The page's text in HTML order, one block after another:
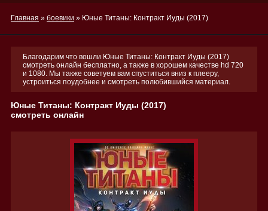
Главная » боевики » Юные Титаны: Контракт Иуды (2017)
Благодарим что вошли Юные Титаны: Контракт Иуды (2017)
смотреть онлайн бесплатно, а также в хорошем качестве hd 720
и 1080. Мы также советуем вам спуститься вниз к плееру,
устроиться поудобнее и смотреть полюбившийся материал.
Юные Титаны: Контракт Иуды (2017)
смотреть онлайн